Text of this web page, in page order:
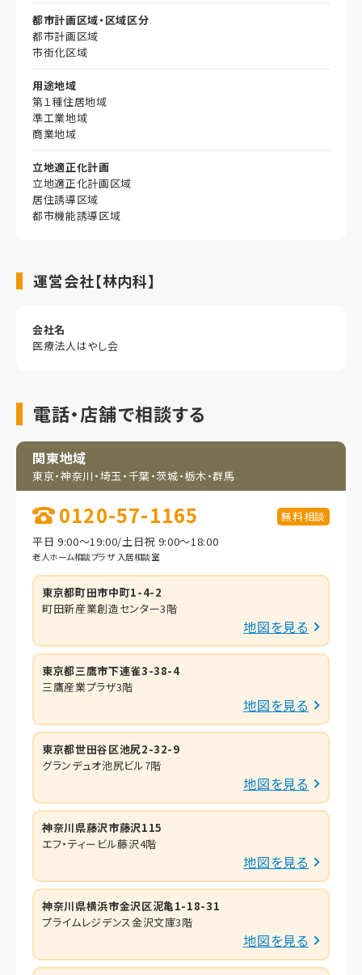
都市計画区域・区域区分
都市計画区域
市街化区域
用途地域
第１種住居地域
準工業地域
商業地域
立地適正化計画
立地適正化計画区域
居住誘導区域
都市機能誘導区域
運営会社【林内科】
会社名
医療法人はやし会
電話・店舗で相談する
関東地域
東京・神奈川・埼玉・千葉・茨城・栃木・群馬
0120-57-1165
無料相談
平日 9:00～19:00/土日祝 9:00～18:00
老人ホーム相談プラザ 入居相談室
東京都町田市中町1-4-2
町田新産業創造センター3階
地図を見る
東京都三鷹市下連雀3-38-4
三鷹産業プラザ3階
地図を見る
東京都世田谷区池尻2-32-9
グランデュオ池尻ビル7階
地図を見る
神奈川県藤沢市藤沢115
エフ・ティービル藤沢4階
地図を見る
神奈川県横浜市金沢区泥亀1-18-31
プライムレジデンス金沢文庫3階
地図を見る